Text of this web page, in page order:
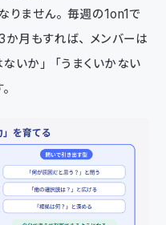
りません。毎週の1on1で
か月もすれば、メンバーは
いか」「うまくいかない